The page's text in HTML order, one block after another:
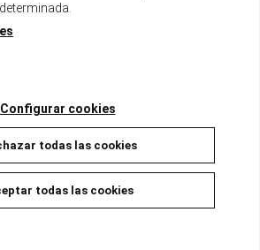
Configurar cookies
todas las cookies
todas las cookies